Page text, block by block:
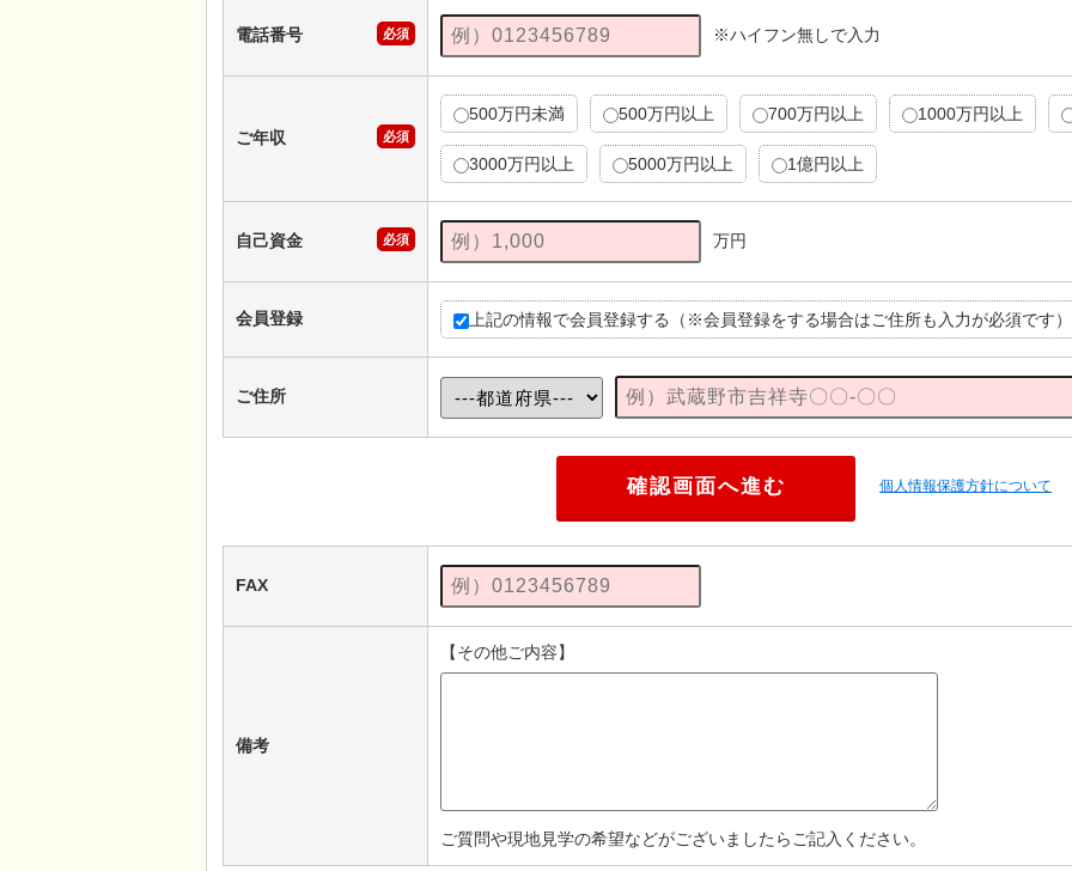
電話番号 必須 ※ハイフン無しで入力
ご年収 必須
500万円未満 500万円以上 700万円以上 1000万円以上
3000万円以上 5000万円以上 1億円以上
自己資金 必須 万円
会員登録 上記の情報で会員登録する（※会員登録をする場合はご住所も入力が必須です）
ご住所
個人情報保護方針について
FAX
備考
【その他ご内容】
ご質問や現地見学の希望などがございましたらご記入ください。